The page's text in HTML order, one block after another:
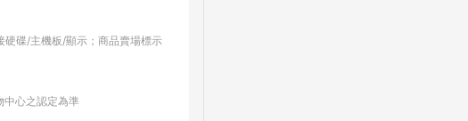
碟/主機板/顯示；商品賣場標示
中心之認定為準